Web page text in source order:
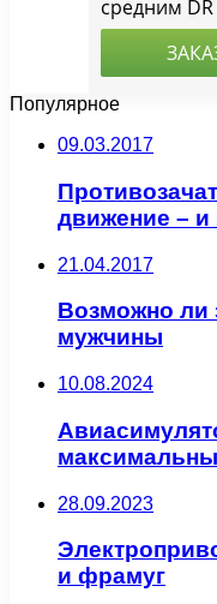
Популярное
09.03.2017
движение – и
21.04.2017
Возможно ли
мужчины
10.08.2024
28.09.2023
и фрамуг